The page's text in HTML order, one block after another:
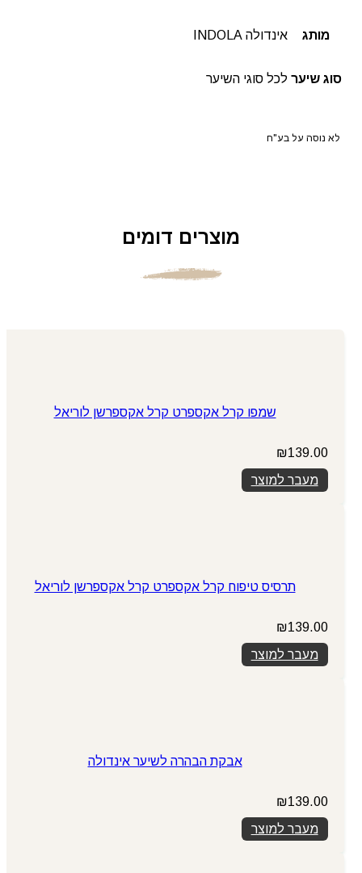
מותג אינדולה INDOLA
סוג שיער לכל סוגי השיער
לא נוסה על בע"ח
מוצרים דומים
שמפו קרל אקספרט קרל אקספרשן לוריאל
₪139.00
מעבר למוצר
תרסיס טיפוח קרל אקספרט קרל אקספרשן לוריאל
₪139.00
מעבר למוצר
אבקת הבהרה לשיער אינדולה
₪139.00
מעבר למוצר